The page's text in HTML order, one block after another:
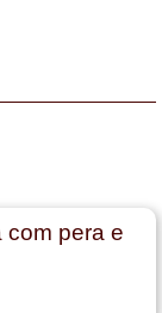
com pera e